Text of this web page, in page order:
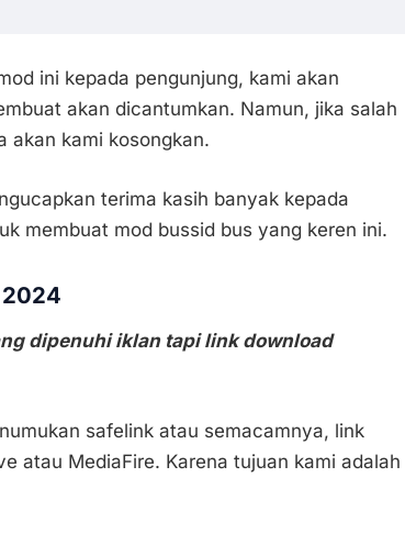
ini kepada pengunjung, kami akan
akan dicantumkan. Namun, jika salah
akan kami kosongkan.
terima kasih banyak kepada
membuat mod bussid bus yang keren ini.
2024
dipenuhi iklan tapi link download
safelink atau semacamnya, link
atau MediaFire. Karena tujuan kami adalah